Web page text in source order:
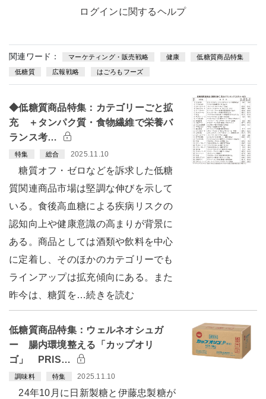
ログインに関するヘルプ
関連ワード： マーケティング・販売戦略 健康 低糖質商品特集
低糖質 広報戦略 はごろもフーズ
◆低糖質商品特集：カテゴリーごと拡
充 ＋タンパク質・食物繊維で栄養バ
ランス考…
特集 総合 2025.11.10
糖質オフ・ゼロなどを訴求した低糖
質関連商品市場は堅調な伸びを示して
いる。食後高血糖による疾病リスクの
認知向上や健康意識の高まりが背景に
ある。商品としては酒類や飲料を中心
に定着し、そのほかのカテゴリーでも
ラインアップは拡充傾向にある。また
昨今は、糖質を…続きを読む
低糖質商品特集：ウェルネオシュガ
ー 腸内環境整える「カップオリ
ゴ」 PRIS…
調味料 特集 2025.11.10
24年10月に日新製糖と伊藤忠製糖が